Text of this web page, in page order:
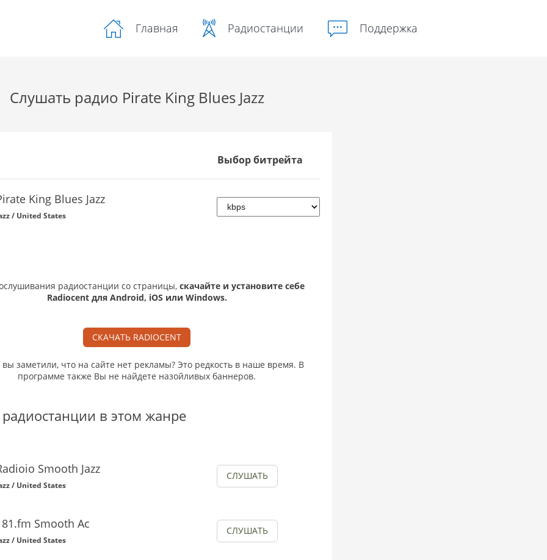
Главная Радиостанции Поддержка
Слушать радио Pirate King Blues Jazz
Выбор битрейта
King Blues Jazz
/ United States
радиостанции со страницы, скачайте и установите себе
Radiocent для Android, iOS или Windows.
СКАЧАТЬ RADIOCENT
вы заметили, что на сайте нет рекламы? Это редкость в наше время. В
программе также Вы не найдете назойливых баннеров.
в этом жанре
Smooth Jazz
/ United States
СЛУШАТЬ
Smooth Ac
/ United States
СЛУШАТЬ